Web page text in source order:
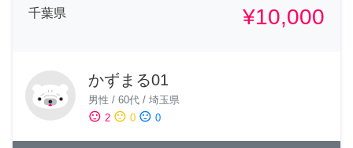
千葉県
¥10,000
かずまる01
男性 / 60代 / 埼玉県
sentiment_satisfied 2 sentiment_neutral 0 sentiment_dissatisfied 0